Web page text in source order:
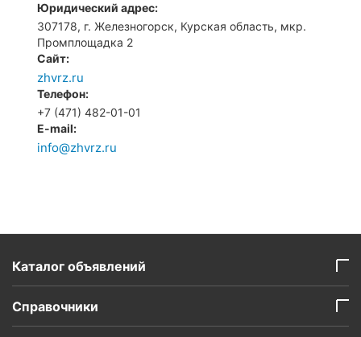
Юридический адрес:
307178, г. Железногорск, Курская область, мкр.
Промплощадка 2
Сайт:
zhvrz.ru
Телефон:
+7 (471) 482-01-01
E-mail:
info@zhvrz.ru
Каталог объявлений
Справочники